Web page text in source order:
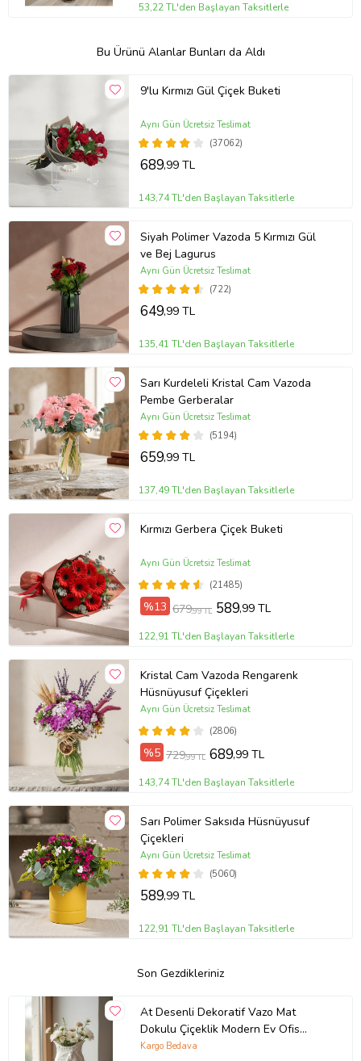
53,22 TL'den Başlayan Taksitlerle
Bu Ürünü Alanlar Bunları da Aldı
9'lu Kırmızı Gül Çiçek Buketi
(37062)
Aynı Gün Ücretsiz Teslimat
689,99 TL
143,74 TL'den Başlayan Taksitlerle
Siyah Polimer Vazoda 5 Kırmızı Gül
ve Bej Lagurus
(722)
Aynı Gün Ücretsiz Teslimat
649,99 TL
135,41 TL'den Başlayan Taksitlerle
Sarı Kurdeleli Kristal Cam Vazoda
Pembe Gerberalar
(5194)
Aynı Gün Ücretsiz Teslimat
659,99 TL
137,49 TL'den Başlayan Taksitlerle
Kırmızı Gerbera Çiçek Buketi
(21485)
Aynı Gün Ücretsiz Teslimat
%13 679,99 TL 589,99 TL
122,91 TL'den Başlayan Taksitlerle
Kristal Cam Vazoda Rengarenk
Hüsnüyusuf Çiçekleri
(2806)
Aynı Gün Ücretsiz Teslimat
%5 729,99 TL 689,99 TL
143,74 TL'den Başlayan Taksitlerle
Sarı Polimer Saksıda Hüsnüyusuf
Çiçekleri
(5060)
Aynı Gün Ücretsiz Teslimat
589,99 TL
122,91 TL'den Başlayan Taksitlerle
Son Gezdikleriniz
At Desenli Dekoratif Vazo Mat
Dokulu Çiçeklik Modern Ev Ofis
Masa Raf Salon Süs Aksesuarı
Kargo Bedava